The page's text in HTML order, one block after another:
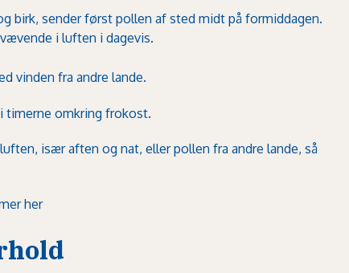
birk, sender først pollen af sted midt på formiddagen.
i luften i dagevis.
vinden fra andre lande.
timerne omkring frokost.
især aften og nat, eller pollen fra andre lande, så
her